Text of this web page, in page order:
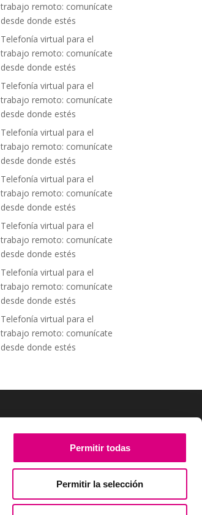
Permitir todas
Permitir la selección
trabajo remoto: comunícate
desde donde estés
Telefonía virtual para el
trabajo remoto: comunícate
desde donde estés
Telefonía virtual para el
trabajo remoto: comunícate
desde donde estés
Telefonía virtual para el
trabajo remoto: comunícate
desde donde estés
Telefonía virtual para el
trabajo remoto: comunícate
desde donde estés
Telefonía virtual para el
trabajo remoto: comunícate
desde donde estés
Telefonía virtual para el
trabajo remoto: comunícate
desde donde estés
Telefonía virtual para el
trabajo remoto: comunícate
desde donde estés